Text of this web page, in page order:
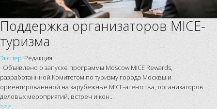
Поддержка организаторов MICE-
туризма
ЭкспертРедакция
Объявлено о запуске программы Moscow MICE Rewards,
разработаннной Комитетом по туризму города Москвы и
ориентированнной на зарубежные MICE-агентства, организаторов
деловых мероприятий, встреч и кон...
>>>